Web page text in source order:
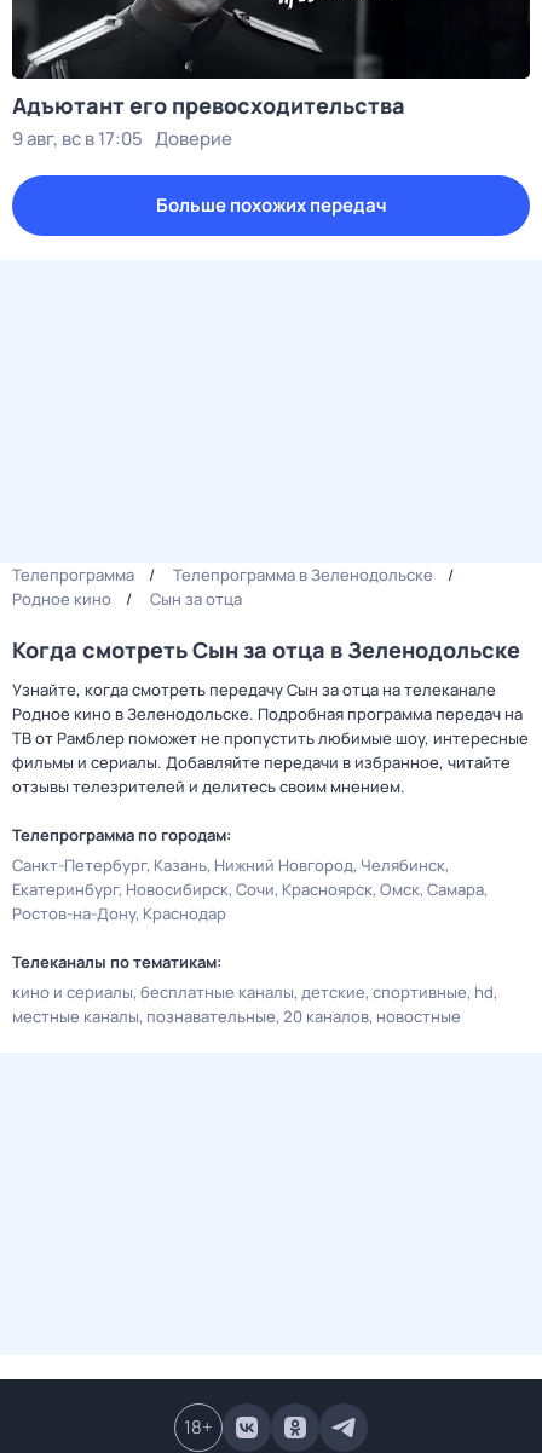
Адъютант его превосходительства
9 авг, вс в 17:05 Доверие
Больше похожих передач
Телепрограмма
Телепрограмма в Зеленодольске
Родное кино
Сын за отца
Когда смотреть Сын за отца в Зеленодольске
Узнайте, когда смотреть передачу Сын за отца на телеканале
Родное кино в Зеленодольске. Подробная программа передач на
ТВ от Рамблер поможет не пропустить любимые шоу, интересные
фильмы и сериалы. Добавляйте передачи в избранное, читайте
отзывы телезрителей и делитесь своим мнением.
Телепрограмма по городам:
Санкт-Петербург Казань Нижний Новгород Челябинск
Екатеринбург Новосибирск Сочи Красноярск Омск Самара
Ростов-на-Дону Краснодар
Телеканалы по тематикам:
кино и сериалы бесплатные каналы детские спортивные hd
местные каналы познавательные 20 каналов новостные
18+